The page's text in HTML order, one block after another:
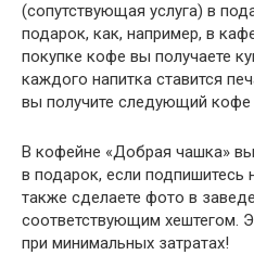
(сопутствующая услуга) в
подарок, как, например, в
покупке кофе вы получаете
каждого напитка ставится
вы получите следующий кофе
В кофейне «Добрая чашка»
в подарок, если подпишитесь
также сделаете фото в
соответствующим хештегом.
при минимальных затратах!